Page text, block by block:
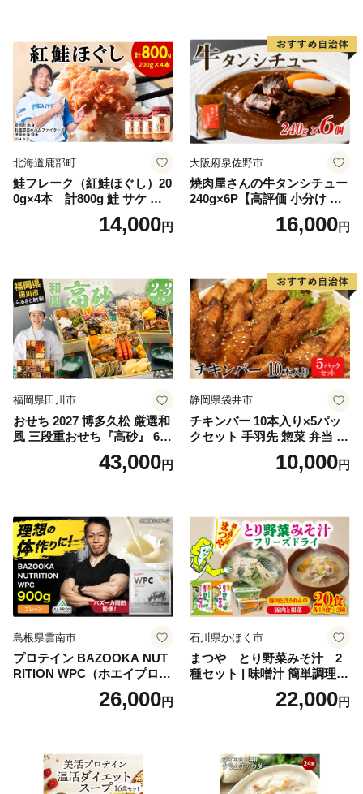
ー ギフト お取り寄せ 日高市
北海道鹿部町
鮭フレーク（紅鮭ほぐし）20
0g×4本 計800g 鮭 サケ 鮭
ほぐし サケフレーク シャケ
フレーク 鮭フレーク14,000円
大阪府泉佐野市
焼肉屋さんの牛タンシチュー
240g×6P【高評価 小分け 惣
菜 牛たん 一人暮らし 冷凍】
16,000円
福岡県田川市
おせち 2027 博多久松 厳選和
風 三段重おせち『高砂』 6.5
寸 3段重 2～3人前 おせち料
理 重箱 お正月 冷凍おせち 縁
ち 本格おせち おせち予約 年
末 年始 お取り寄せ 新春 贅沢
おせち こだわりおせち 惣菜
老舗おせち ふるさと納税お
せち 御節 お節料理 正月 調理
不要 おせち料理2027
43,000円
静岡県袋井市
チキンバー 10本入り×5パッ
クセット 手羽先 惣菜 弁当 お
かず お酒 おつまみ ギフト キ
ャンプ アウトドア キャンプ
10,000円
島根県雲南市
プロテイン BAZOOKA NUT
RITION WPC（ホエイプロテ
イン）＜プレーン＞ 900g｜
バズーカ岡田監修・植物由来
ロン [AIEN005]
26,000円
石川県かほく市
まつや とり野菜みそ汁 2
種セット | 味噌汁 簡単調理
お味噌 おみそ みそ とり野菜
時短料理 時短ごはん ご当地
22,000円